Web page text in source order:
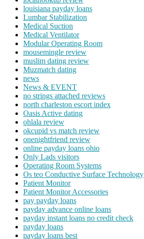
louisiana payday loans
Lumbar Stabilization
Medical Suction
Medical Ventilator
Modular Operating Room
mousemingle review
muslim dating review
Muzmatch dating
news
News & EVENT
no strings attached reviews
north charleston escort index
Oasis Active dating
ohlala review
okcupid vs match review
onenightfriend review
online payday loans ohio
Only Lads visitors
Operating Room Systems
Os teo Conductive Surface Technology
Patient Monitor
Patient Monitor Accessories
pay payday loans
payday advance online loans
payday instant loans no credit check
payday loans
payday loans best